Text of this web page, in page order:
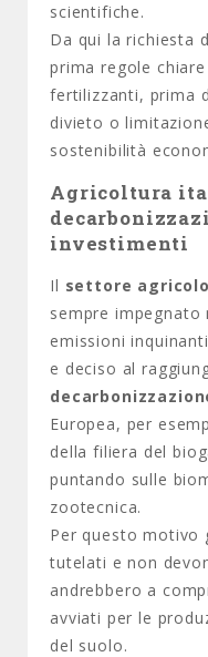
scientifiche.
Da qui la richiesta
prima regole
fertilizzanti, prima
divieto o
sostenibilità
Agricoltura
investimenti
Il settore agricolo
sempre impegnato
emissioni
e deciso al
Europea, per
della filiera del
puntando sulle
zootecnica.
Per questo motivo
tutelati e non
andrebbero a
avviati per le
del suolo.